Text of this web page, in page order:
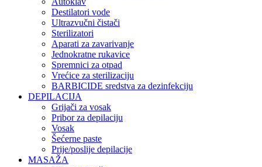
Destilatori vode
Ultrazvučni čistači
Sterilizatori
Aparati za zavarivanje
Jednokratne rukavice
Spremnici za otpad
Vrećice za sterilizaciju
BARBICIDE sredstva za dezinfekciju
DEPILACIJA
Grijači za vosak
Pribor za depilaciju
Vosak
Šećerne paste
Prije/poslije depilacije
MASAŽA